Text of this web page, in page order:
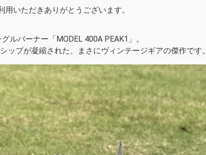
用いただきありがとうございます。
ルバーナー「MODEL 400A PEAK1」。
ップが凝縮された、まさにヴィンテージギアの傑作です。